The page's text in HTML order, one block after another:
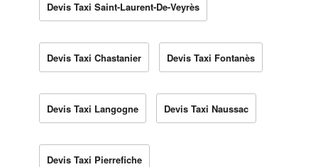
Devis Taxi Saint-Laurent-De-Veyrès
Devis Taxi Chastanier Devis Taxi Fontanès
Devis Taxi Langogne Devis Taxi Naussac
Devis Taxi Pierrefiche